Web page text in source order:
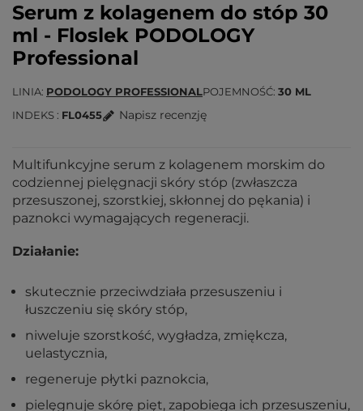
Serum z kolagenem do stóp 30
ml - Floslek PODOLOGY
Professional
LINIA PODOLOGY PROFESSIONALPOJEMNOŚĆ 30 ML
INDEKS
FL0455 Napisz recenzję
Multifunkcyjne serum z kolagenem morskim do
codziennej pielęgnacji skóry stóp (zwłaszcza
przesuszonej, szorstkiej, skłonnej do pękania) i
paznokci wymagających regeneracji.
Działanie:
skutecznie przeciwdziała przesuszeniu i
łuszczeniu się skóry stóp,
niweluje szorstkość, wygładza, zmiękcza,
uelastycznia,
regeneruje płytki paznokcia,
pielęgnuje skórę pięt, zapobiega ich przesuszeniu,